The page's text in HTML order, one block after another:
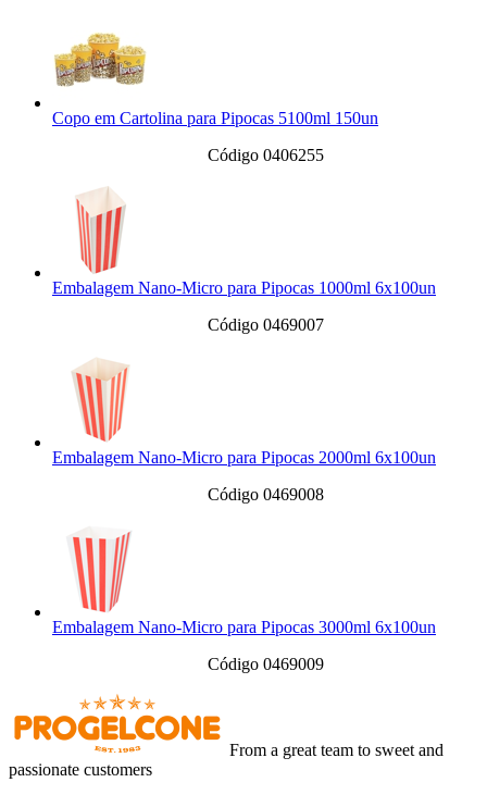
Copo em Cartolina para Pipocas 5100ml 150un
Código 0406255
Embalagem Nano-Micro para Pipocas 1000ml 6x100un
Código 0469007
Embalagem Nano-Micro para Pipocas 2000ml 6x100un
Código 0469008
Embalagem Nano-Micro para Pipocas 3000ml 6x100un
Código 0469009
From a great team to sweet and
passionate customers